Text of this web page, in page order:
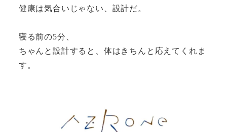
健康は気合いじゃない、設計だ。
寝る前の5分、
ちゃんと設計すると、体はきちんと応えてくれま
す。